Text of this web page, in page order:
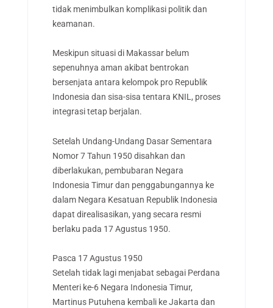
tidak menimbulkan komplikasi politik dan
keamanan.
Meskipun situasi di Makassar belum
sepenuhnya aman akibat bentrokan
bersenjata antara kelompok pro Republik
Indonesia dan sisa-sisa tentara KNIL, proses
integrasi tetap berjalan.
Setelah Undang-Undang Dasar Sementara
Nomor 7 Tahun 1950 disahkan dan
diberlakukan, pembubaran Negara
Indonesia Timur dan penggabungannya ke
dalam Negara Kesatuan Republik Indonesia
dapat direalisasikan, yang secara resmi
berlaku pada 17 Agustus 1950.
Pasca 17 Agustus 1950
Setelah tidak lagi menjabat sebagai Perdana
Menteri ke-6 Negara Indonesia Timur,
Martinus Putuhena kembali ke Jakarta dan